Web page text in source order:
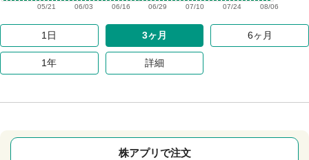
08/06
07/24
07/10
06/29
06/16
06/03
05/21
1日 3ヶ月 6ヶ月
1年 詳細
株アプリで注文